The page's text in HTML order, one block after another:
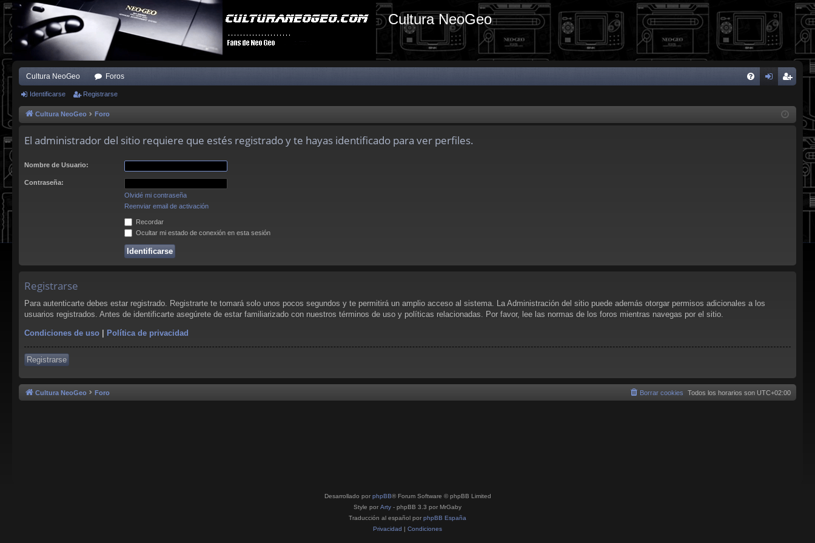
Cultura NeoGeo
Cultura NeoGeo Foros
ist
Identificarse Registrarse
Cultura NeoGeo Foro
El administrador del sitio requiere que estés registrado y te hayas identificado para ver perfiles.
Nombre de Usuario:
Contraseña:
Olvidé mi contraseña
Reenviar email de activación
Recordar
Ocultar mi estado de conexión en esta sesión
Registrarse
Para autenticarte debes estar registrado. Registrarte te tomará solo unos pocos segundos y te permitirá un amplio acceso al sistema. La Administración del sitio puede además otorgar permisos adicionales a los
usuarios registrados. Antes de identificarte asegúrete de estar familiarizado con nuestros términos de uso y políticas relacionadas. Por favor, lee las normas de los foros mientras navegas por el sitio.
Condiciones de uso | Política de privacidad
Registrarse
Cultura NeoGeo Foro Todos los horarios son UTC+02:00
Borrar cookies
Desarrollado por phpBB® Forum Software © phpBB Limited
Style por Arty - phpBB 3.3 por MrGaby
Traducción al español por phpBB España
Privacidad | Condiciones